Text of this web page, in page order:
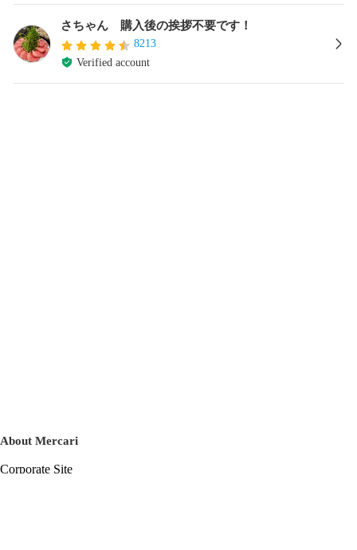
さちゃん 購入後の挨拶不要です！
8213
Verified account
About Mercari
Corporate Site